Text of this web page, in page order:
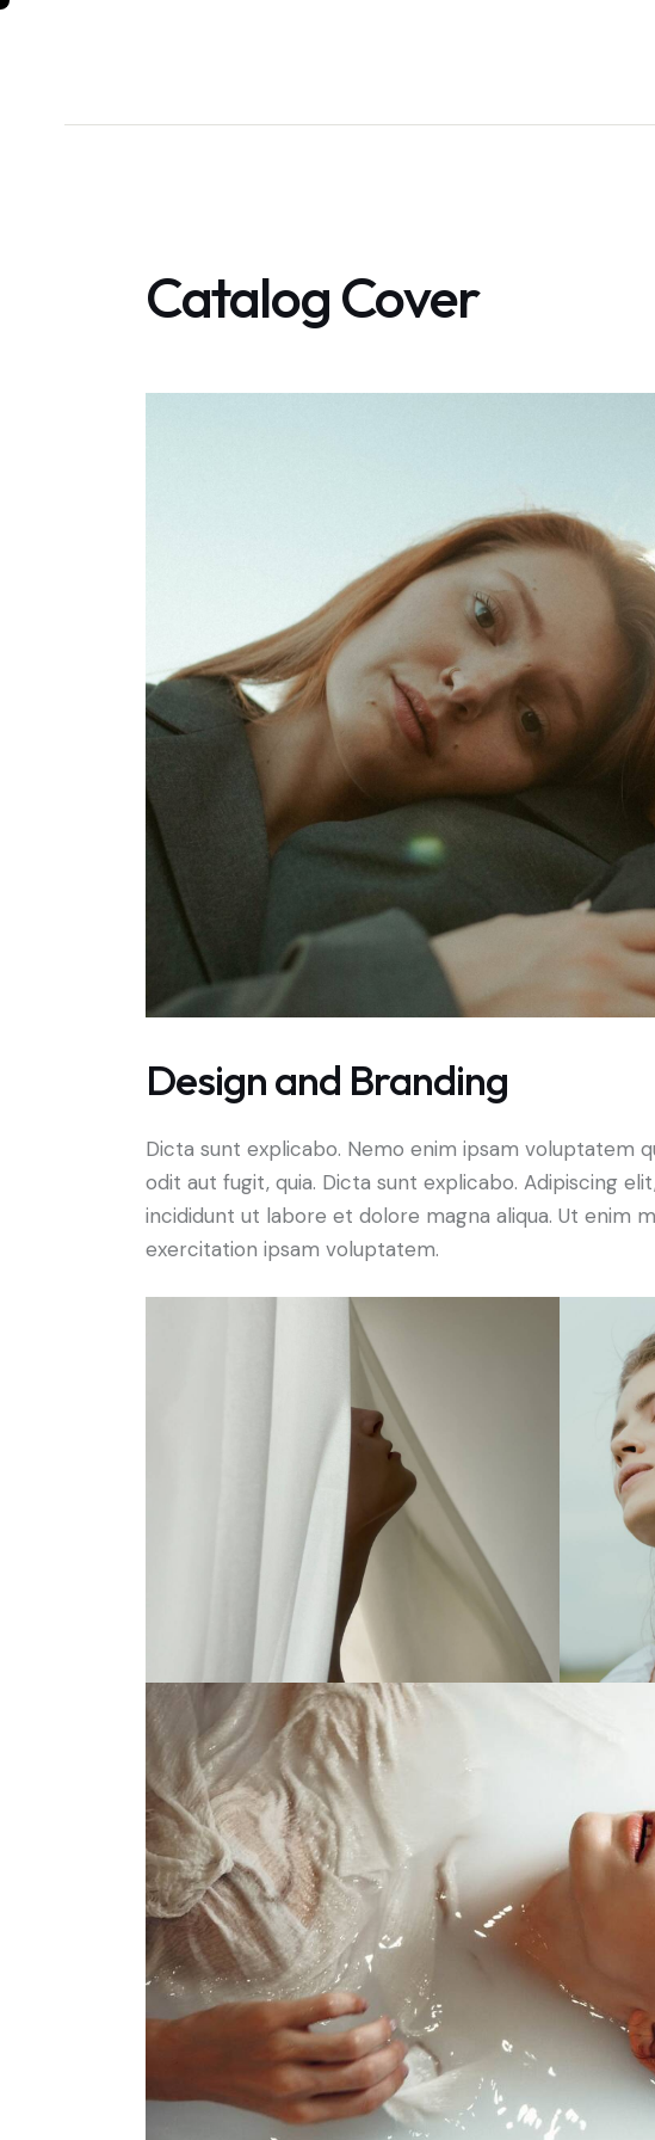
Catalog Cover
Design and Branding
Dicta sunt explicabo. Nemo enim ipsam voluptatem
odit aut fugit, quia. Dicta sunt explicabo. Adipiscing
incididunt ut labore et dolore magna aliqua. Ut enim
exercitation ipsam voluptatem.